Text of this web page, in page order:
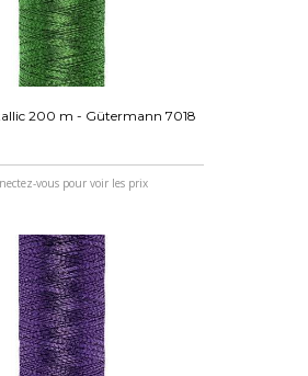
200 m - Gütermann 7018
vous pour voir les prix